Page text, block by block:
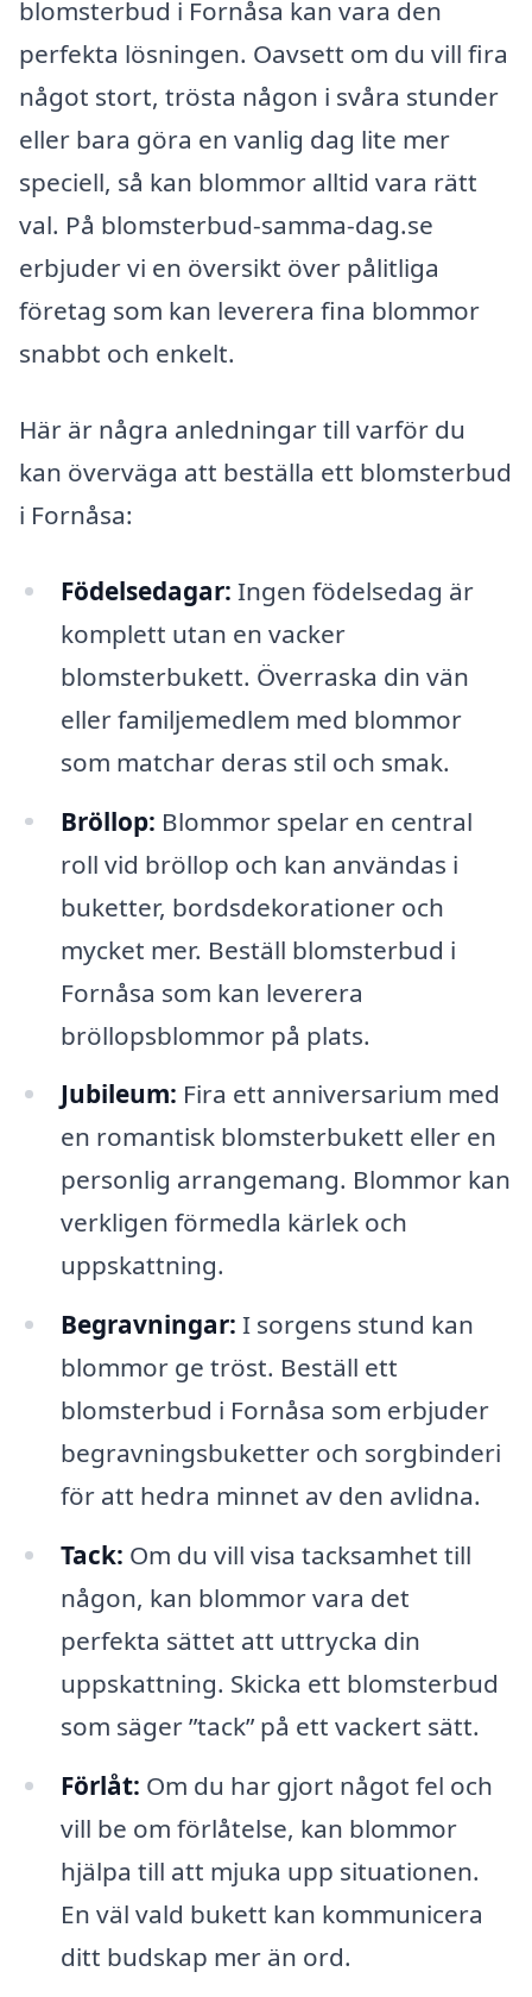
blomsterbud i Fornåsa kan vara den
perfekta lösningen. Oavsett om du vill fira
något stort, trösta någon i svåra stunder
eller bara göra en vanlig dag lite mer
speciell, så kan blommor alltid vara rätt
val. På blomsterbud-samma-dag.se
erbjuder vi en översikt över pålitliga
företag som kan leverera fina blommor
snabbt och enkelt.
Här är några anledningar till varför du
kan överväga att beställa ett blomsterbud
i Fornåsa:
Födelsedagar: Ingen födelsedag är
komplett utan en vacker
blomsterbukett. Överraska din vän
eller familjemedlem med blommor
som matchar deras stil och smak.
Bröllop: Blommor spelar en central
roll vid bröllop och kan användas i
buketter, bordsdekorationer och
mycket mer. Beställ blomsterbud i
Fornåsa som kan leverera
bröllopsblommor på plats.
Jubileum: Fira ett anniversarium med
en romantisk blomsterbukett eller en
personlig arrangemang. Blommor kan
verkligen förmedla kärlek och
uppskattning.
Begravningar: I sorgens stund kan
blommor ge tröst. Beställ ett
blomsterbud i Fornåsa som erbjuder
begravningsbuketter och sorgbinderi
för att hedra minnet av den avlidna.
Tack: Om du vill visa tacksamhet till
någon, kan blommor vara det
perfekta sättet att uttrycka din
uppskattning. Skicka ett blomsterbud
som säger ”tack” på ett vackert sätt.
Förlåt: Om du har gjort något fel och
vill be om förlåtelse, kan blommor
hjälpa till att mjuka upp situationen.
En väl vald bukett kan kommunicera
ditt budskap mer än ord.